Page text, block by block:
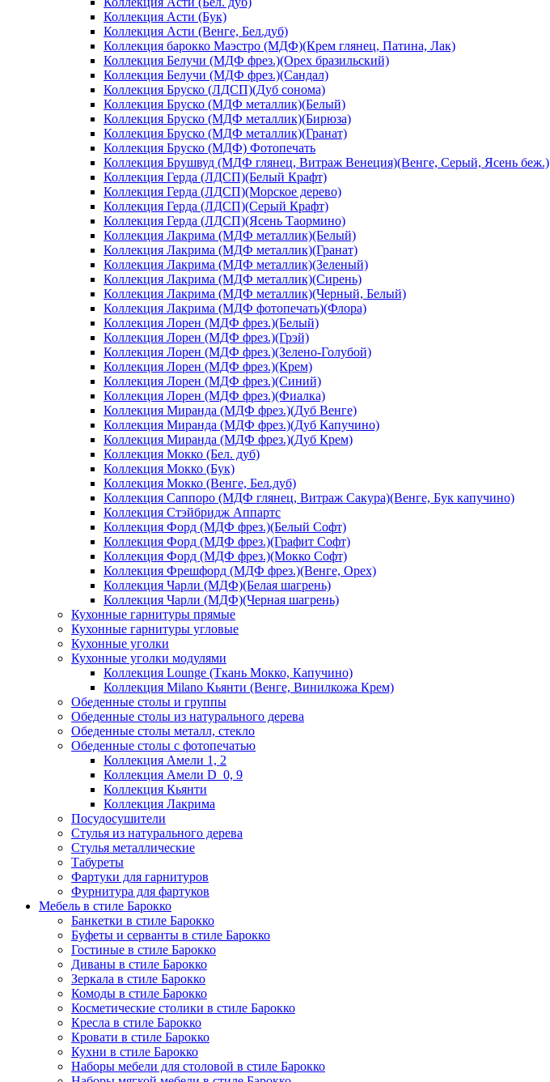
Коллекция Асти (Бук)
Коллекция Асти (Венге, Бел.дуб)
Коллекция барокко Маэстро (МДФ)(Крем глянец, Патина, Лак)
Коллекция Белучи (МДФ фрез.)(Орех бразильский)
Коллекция Белучи (МДФ фрез.)(Сандал)
Коллекция Бруско (ЛДСП)(Дуб сонома)
Коллекция Бруско (МДФ металлик)(Белый)
Коллекция Бруско (МДФ металлик)(Бирюза)
Коллекция Бруско (МДФ металлик)(Гранат)
Коллекция Бруско (МДФ) Фотопечать
Коллекция Брушвуд (МДФ глянец, Витраж Венеция)(Венге, Серый, Ясень беж.)
Коллекция Герда (ЛДСП)(Белый Крафт)
Коллекция Герда (ЛДСП)(Морское дерево)
Коллекция Герда (ЛДСП)(Серый Крафт)
Коллекция Герда (ЛДСП)(Ясень Таормино)
Коллекция Лакрима (МДФ металлик)(Белый)
Коллекция Лакрима (МДФ металлик)(Гранат)
Коллекция Лакрима (МДФ металлик)(Зеленый)
Коллекция Лакрима (МДФ металлик)(Сирень)
Коллекция Лакрима (МДФ металлик)(Черный, Белый)
Коллекция Лакрима (МДФ фотопечать)(Флора)
Коллекция Лорен (МДФ фрез.)(Белый)
Коллекция Лорен (МДФ фрез.)(Грэй)
Коллекция Лорен (МДФ фрез.)(Зелено-Голубой)
Коллекция Лорен (МДФ фрез.)(Крем)
Коллекция Лорен (МДФ фрез.)(Синий)
Коллекция Лорен (МДФ фрез.)(Фиалка)
Коллекция Миранда (МДФ фрез.)(Дуб Венге)
Коллекция Миранда (МДФ фрез.)(Дуб Капучино)
Коллекция Миранда (МДФ фрез.)(Дуб Крем)
Коллекция Мокко (Бел. дуб)
Коллекция Мокко (Бук)
Коллекция Мокко (Венге, Бел.дуб)
Коллекция Саппоро (МДФ глянец, Витраж Сакура)(Венге, Бук капучино)
Коллекция Стэйбридж Аппартс
Коллекция Форд (МДФ фрез.)(Белый Софт)
Коллекция Форд (МДФ фрез.)(Графит Софт)
Коллекция Форд (МДФ фрез.)(Мокко Софт)
Коллекция Фрешфорд (МДФ фрез.)(Венге, Орех)
Коллекция Чарли (МДФ)(Белая шагрень)
Коллекция Чарли (МДФ)(Черная шагрень)
Кухонные гарнитуры прямые
Кухонные гарнитуры угловые
Кухонные уголки
Кухонные уголки модулями
Коллекция Lounge (Ткань Мокко, Капучино)
Коллекция Milano Кьянти (Венге, Винилкожа Крем)
Обеденные столы и группы
Обеденные столы из натурального дерева
Обеденные столы металл, стекло
Обеденные столы с фотопечатью
Коллекция Амели 1, 2
Коллекция Амели D_0, 9
Коллекция Кьянти
Коллекция Лакрима
Посудосушители
Стулья из натурального дерева
Стулья металлические
Табуреты
Фартуки для гарнитуров
Фурнитура для фартуков
Мебель в стиле Барокко
Банкетки в стиле Барокко
Буфеты и серванты в стиле Барокко
Гостиные в стиле Барокко
Диваны в стиле Барокко
Зеркала в стиле Барокко
Комоды в стиле Барокко
Косметические столики в стиле Барокко
Кресла в стиле Барокко
Кровати в стиле Барокко
Кухни в стиле Барокко
Наборы мебели для столовой в стиле Барокко